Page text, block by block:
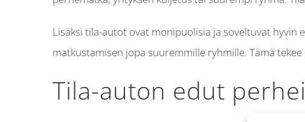
Lisäksi tila-autot ovat monipuolisia ja soveltuvat
matkustamisen jopa suuremmille ryhmille. Tämä
Tila-auton edut